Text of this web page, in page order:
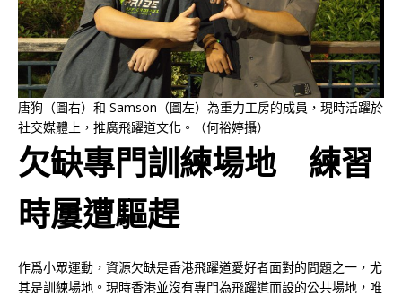
唐狗（圖右）和 Samson（圖左）為重力工房的成員，現時活躍於
社交媒體上，推廣飛躍道文化。（何裕婷攝）
欠缺專門訓練場地 練習
時屢遭驅趕
作爲小眾運動，資源欠缺是香港飛躍道愛好者面對的問題之一，尤
其是訓練場地。現時香港並沒有專門為飛躍道而設的公共場地，唯